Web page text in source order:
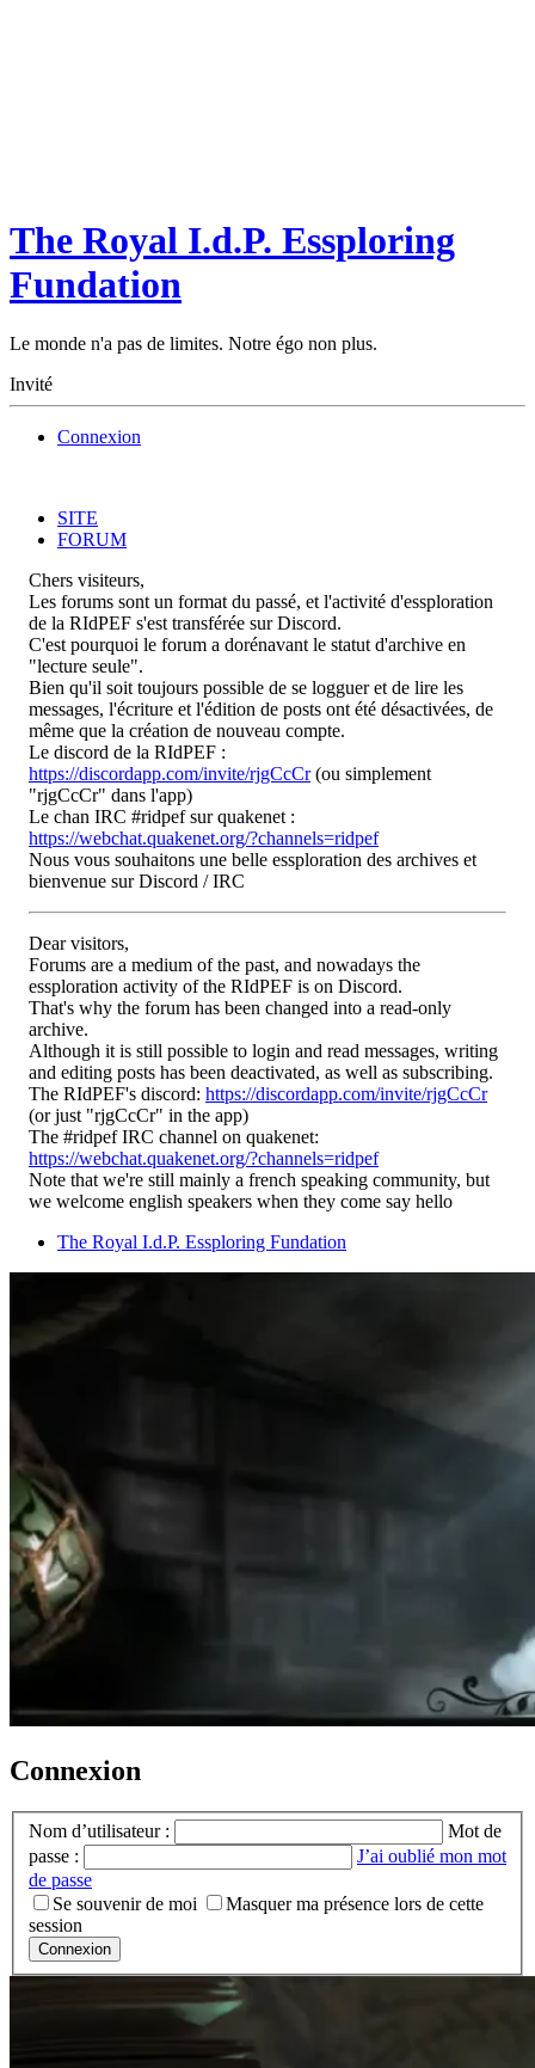
The Royal I.d.P. Essploring
Fundation
Le monde n'a pas de limites. Notre égo non plus.
Invité
Connexion
SITE
FORUM
Chers visiteurs,
Les forums sont un format du passé, et l'activité d'essploration
de la RIdPEF s'est transférée sur Discord.
C'est pourquoi le forum a dorénavant le statut d'archive en
"lecture seule".
Bien qu'il soit toujours possible de se logguer et de lire les
messages, l'écriture et l'édition de posts ont été désactivées, de
même que la création de nouveau compte.
Le discord de la RIdPEF :
https://discordapp.com/invite/rjgCcCr(ou simplement
"rjgCcCr" dans l'app)
Le chan IRC #ridpef sur quakenet :
https://webchat.quakenet.org/?channels=ridpef
Nous vous souhaitons une belle essploration des archives et
bienvenue sur Discord / IRC
Dear visitors,
Forums are a medium of the past, and nowadays the
essploration activity of the RIdPEF is on Discord.
That's why the forum has been changed into a read-only
archive.
Although it is still possible to login and read messages, writing
and editing posts has been deactivated, as well as subscribing.
The RIdPEF's discord: https://discordapp.com/invite/rjgCcCr
(or just "rjgCcCr" in the app)
The #ridpef IRC channel on quakenet:
https://webchat.quakenet.org/?channels=ridpef
Note that we're still mainly a french speaking community, but
we welcome english speakers when they come say hello
The Royal I.d.P. Essploring Fundation
Connexion
Nom d’utilisateur :
Mot de
passe :
J’ai oublié mon mot
de passe
Se souvenir de moi
Masquer ma présence lors de cette
session